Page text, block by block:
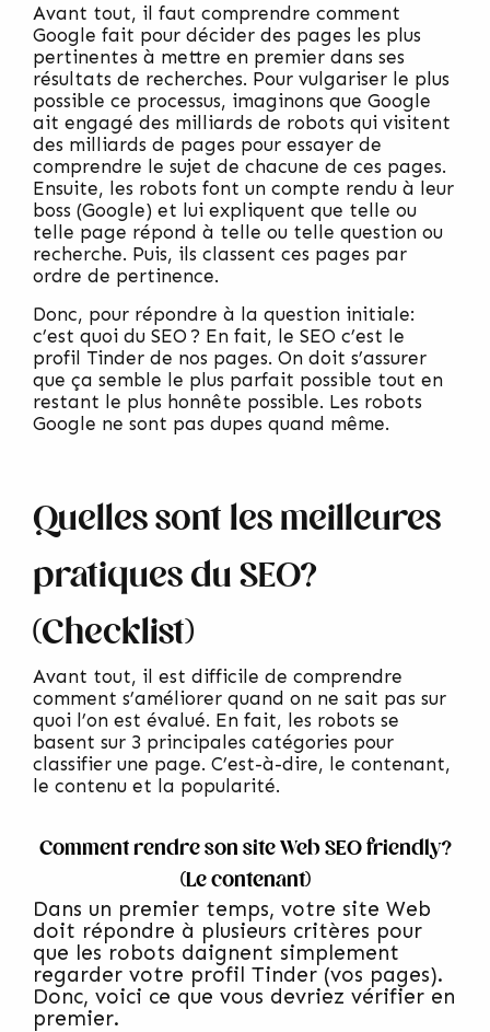
Avant tout, il faut comprendre comment
Google fait pour décider des pages les plus
pertinentes à mettre en premier dans ses
résultats de recherches. Pour vulgariser le plus
possible ce processus, imaginons que Google
ait engagé des milliards de robots qui visitent
des milliards de pages pour essayer de
comprendre le sujet de chacune de ces pages.
Ensuite, les robots font un compte rendu à leur
boss (Google) et lui expliquent que telle ou
telle page répond à telle ou telle question ou
recherche. Puis, ils classent ces pages par
ordre de pertinence.
Donc, pour répondre à la question initiale:
c’est quoi du SEO ? En fait, le SEO c’est le
profil Tinder de nos pages. On doit s’assurer
que ça semble le plus parfait possible tout en
restant le plus honnête possible. Les robots
Google ne sont pas dupes quand même.
Quelles sont les meilleures
pratiques du SEO?
(Checklist)
Avant tout, il est difficile de comprendre
comment s’améliorer quand on ne sait pas sur
quoi l’on est évalué. En fait, les robots se
basent sur 3 principales catégories pour
classifier une page. C’est-à-dire, le contenant,
le contenu et la popularité.
Comment rendre son site Web SEO friendly?
(Le contenant)
Dans un premier temps, votre site Web
doit répondre à plusieurs critères pour
que les robots daignent simplement
regarder votre profil Tinder (vos pages).
Donc, voici ce que vous devriez vérifier en
premier.